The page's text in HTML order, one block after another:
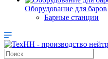
Оборудование для баров
Барные станции